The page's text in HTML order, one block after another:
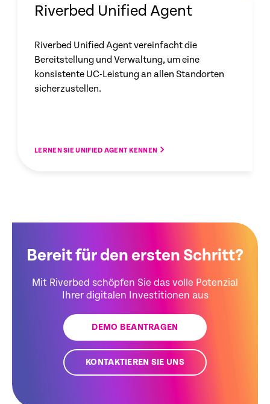
Riverbed Unified Agent
Riverbed Unified Agent vereinfacht die
Bereitstellung und Verwaltung, um eine
konsistente UC-Leistung an allen Standorten
sicherzustellen.
LERNEN SIE UNIFIED AGENT KENNEN
Bereit für den ersten Schritt?
Mit Riverbed schöpfen Sie das volle Potenzial
Ihrer digitalen Investitionen aus
DEMO BEANTRAGEN
KONTAKTIEREN SIE UNS